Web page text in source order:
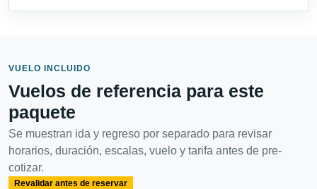
VUELO INCLUIDO
Vuelos de referencia para este
paquete
Se muestran ida y regreso por separado para revisar
horarios, duración, escalas, vuelo y tarifa antes de pre-
cotizar.
Revalidar antes de reservar